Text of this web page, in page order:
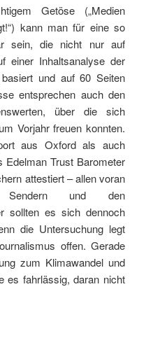
Getöse („Medien
kann man für eine so
sein, die nicht nur auf
einer Inhaltsanalyse der
und auf 60 Seiten
entsprechen auch den
über die sich
Vorjahr freuen konnten.
aus Oxford als auch
Edelman Trust Barometer
attestiert – allen voran
Sendern und den
sollten es sich dennoch
die Untersuchung legt
offen. Gerade
zum Klimawandel und
es fahrlässig, daran nicht